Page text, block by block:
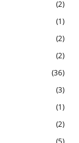
2
1
2
2
36
3
1
2
5